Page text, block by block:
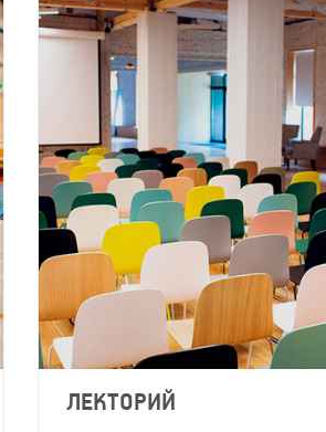
ЛЕКТОРИЙ